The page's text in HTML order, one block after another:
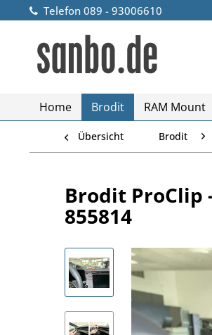
Telefon 089 - 93006610
Home Brodit RAM Mount
Übersicht Brodit
Brodit ProClip
855814